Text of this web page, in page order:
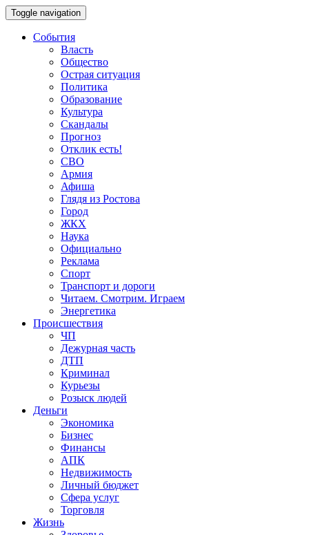
Toggle navigation
События
Власть
Общество
Острая ситуация
Политика
Образование
Культура
Скандалы
Прогноз
Отклик есть!
СВО
Армия
Афиша
Глядя из Ростова
Город
ЖКХ
Наука
Официально
Реклама
Спорт
Транспорт и дороги
Читаем. Смотрим. Играем
Энергетика
Происшествия
ЧП
Дежурная часть
ДТП
Криминал
Курьезы
Розыск людей
Деньги
Экономика
Бизнес
Финансы
АПК
Недвижимость
Личный бюджет
Сфера услуг
Торговля
Жизнь